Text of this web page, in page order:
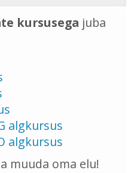
kursusega juba
algkursus
algkursus
muuda oma elu!